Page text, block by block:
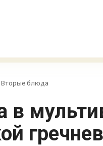
Вторые блюда